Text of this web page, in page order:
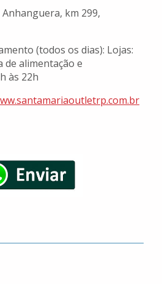
Anhanguera, km 299,
(todos os dias): Lojas:
de alimentação e
às 22h